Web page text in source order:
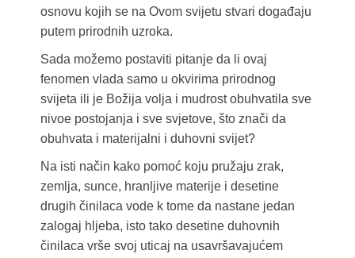
osnovu kojih se na Ovom svijetu stvari događaju
putem prirodnih uzroka.
Sada možemo postaviti pitanje da li ovaj
fenomen vlada samo u okvirima prirodnog
svijeta ili je Božija volja i mudrost obuhvatila sve
nivoe postojanja i sve svjetove, što znači da
obuhvata i materijalni i duhovni svijet?
Na isti način kako pomoć koju pružaju zrak,
zemlja, sunce, hranljive materije i desetine
drugih činilaca vode k tome da nastane jedan
zalogaj hljeba, isto tako desetine duhovnih
činilaca vrše svoj uticaj na usavršavajućem